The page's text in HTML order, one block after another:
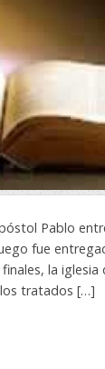
Pablo
fue
la iglesia
tratados […]